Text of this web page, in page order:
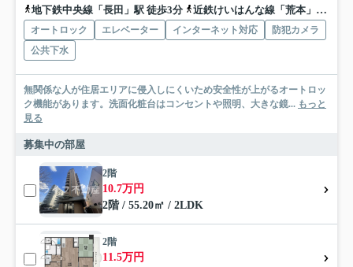
地下鉄中央線「長田」駅 徒歩3分
近鉄けいはんな線「荒本」駅 徒歩14分
オートロック エレベーター インターネット対応
防犯カメラ
公共下水
無関係な人が住居エリアに侵入しにくいため安全性が上がるオートロッ
ク機能があります。洗面化粧台はコンセントや照明、大きな鏡... もっと
見る
募集中の部屋
2階
10.7万円
2階 / 55.20㎡ / 2LDK
2階
11.5万円